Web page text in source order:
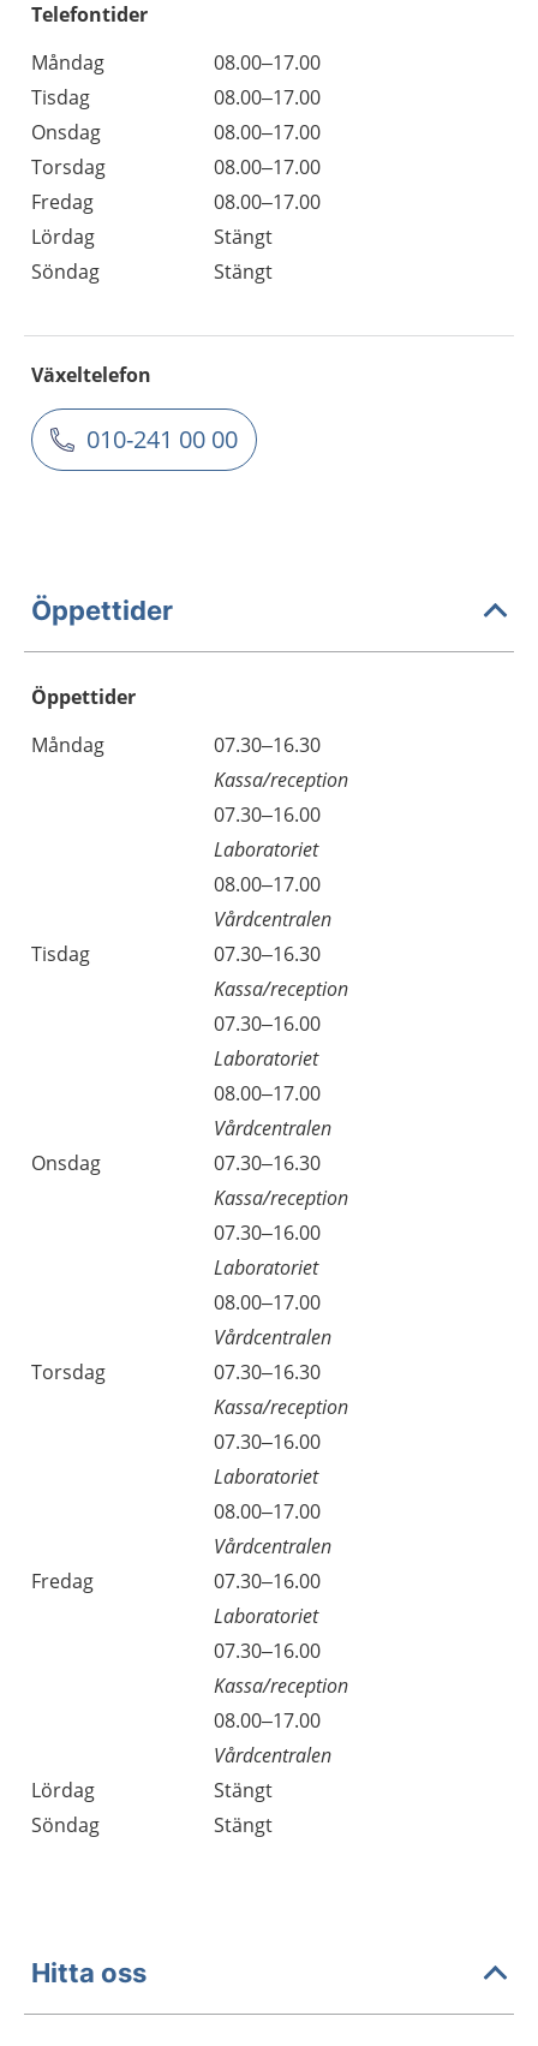
Telefontider
Måndag
08.00–17.00
Tisdag
08.00–17.00
Onsdag
08.00–17.00
Torsdag
08.00–17.00
Fredag
08.00–17.00
Lördag
Stängt
Söndag
Stängt
Växeltelefon
010-241 00 00
Öppettider
Öppettider
Dag
Öppettider
Kommentarer
Måndag
07.30–16.30
Kassa/reception
07.30–16.00
Laboratoriet
08.00–17.00
Vårdcentralen
Tisdag
07.30–16.30
Kassa/reception
07.30–16.00
Laboratoriet
08.00–17.00
Vårdcentralen
Onsdag
07.30–16.30
Kassa/reception
07.30–16.00
Laboratoriet
08.00–17.00
Vårdcentralen
Torsdag
07.30–16.30
Kassa/reception
07.30–16.00
Laboratoriet
08.00–17.00
Vårdcentralen
Fredag
07.30–16.00
Laboratoriet
07.30–16.00
Kassa/reception
08.00–17.00
Vårdcentralen
Lördag
Stängt
Söndag
Stängt
Hitta oss